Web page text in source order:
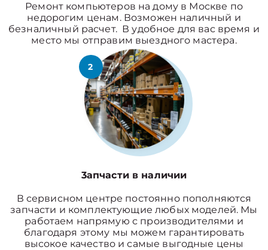
Ремонт компьютеров на дому в Москве по
недорогим ценам. Возможен наличный и
безналичный расчет. В удобное для вас время и
место мы отправим выездного мастера.
2
3апчасти в наличии
В сервисном центре постоянно пополняются
запчасти и комплектующие любых моделей. Мы
работаем напрямую с производителями и
благодаря этому мы можем гарантировать
высокое качество и самые выгодные цены